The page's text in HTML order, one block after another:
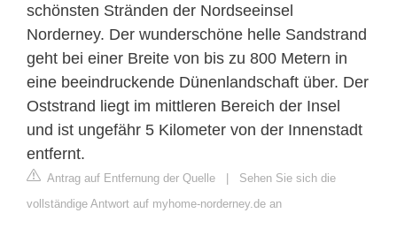
schönsten Stränden der Nordseeinsel
Norderney. Der wunderschöne helle Sandstrand
geht bei einer Breite von bis zu 800 Metern in
eine beeindruckende Dünenlandschaft über. Der
Oststrand liegt im mittleren Bereich der Insel
und ist ungefähr 5 Kilometer von der Innenstadt
entfernt.
Antrag auf Entfernung der Quelle | Sehen Sie sich die
vollständige Antwort auf myhome-norderney.de an